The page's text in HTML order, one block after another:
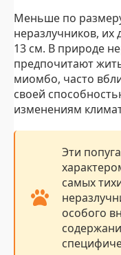
Меньше по
неразлучников, их
13 см. В природе
предпочитают
миомбо, часто
своей
изменениям
Эти
самых
особого